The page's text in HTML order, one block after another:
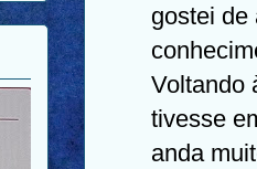
gostei de
Voltando
tivesse
anda